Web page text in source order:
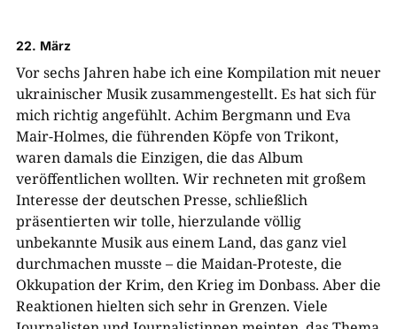
22. März
Vor sechs Jahren habe ich eine Kompilation mit neuer
ukrainischer Musik zusammengestellt. Es hat sich für
mich richtig angefühlt. Achim Bergmann und Eva
Mair-Holmes, die führenden Köpfe von Trikont,
waren damals die Einzigen, die das Album
veröffentlichen wollten. Wir rechneten mit großem
Interesse der deutschen Presse, schließlich
präsentierten wir tolle, hierzulande völlig
unbekannte Musik aus einem Land, das ganz viel
durchmachen musste – die Maidan-Proteste, die
Okkupation der Krim, den Krieg im Donbass. Aber die
Reaktionen hielten sich sehr in Grenzen. Viele